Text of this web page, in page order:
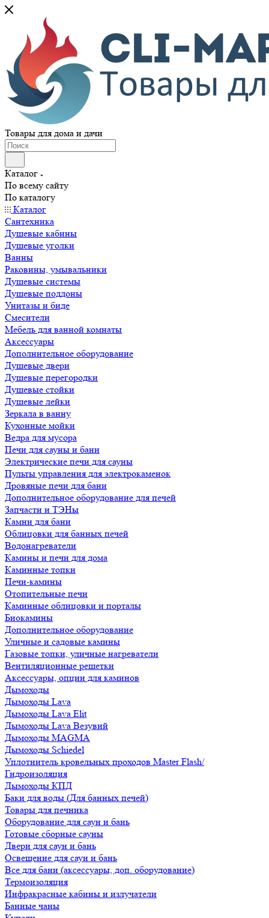
Товары для дома и дачи
Каталог
По всему сайту
По каталогу
Каталог
Сантехника
Душевые кабины
Душевые уголки
Ванны
Раковины, умывальники
Душевые системы
Душевые поддоны
Унитазы и биде
Смесители
Мебель для ванной комнаты
Аксессуары
Дополнительное оборудование
Душевые двери
Душевые перегородки
Душевые стойки
Душевые лейки
Зеркала в ванну
Кухонные мойки
Ведра для мусора
Печи для сауны и бани
Электрические печи для сауны
Пульты управления для электрокаменок
Дровяные печи для бани
Дополнительное оборудование для печей
Запчасти и ТЭНы
Камни для бани
Облицовки для банных печей
Водонагреватели
Камины и печи для дома
Каминные топки
Печи-камины
Отопительные печи
Каминные облицовки и порталы
Биокамины
Дополнительное оборудование
Уличные и садовые камины
Газовые топки, уличные нагреватели
Вентиляционные решетки
Аксессуары, опции для каминов
Дымоходы
Дымоходы Lava
Дымоходы Lava Elit
Дымоходы Lava Везувий
Дымоходы MAGMA
Дымоходы Schiedel
Уплотнитель кровельных проходов Master Flash/
Гидроизоляция
Дымоходы КПД
Баки для воды (Для банных печей)
Товары для печника
Оборудование для саун и бань
Готовые сборные сауны
Двери для саун и бань
Освещение для саун и бань
Все для бани (аксессуары, доп. оборудование)
Термоизоляция
Инфракрасные кабины и излучатели
Банные чаны